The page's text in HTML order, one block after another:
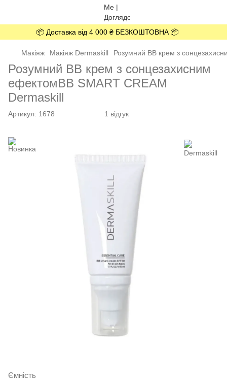
📦 Доставка від 4 000 ₴ БЕЗКОШТОВНА 📦
Макіяж Макіяж Dermaskill Розумний BB крем з
Розумний BB крем з сонцезахисним
ефектомBB SMART CREAM
Dermaskill
Артикул: 1678 1 відгук
Ємність